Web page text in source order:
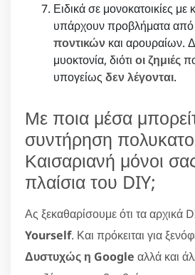
Ειδικά σε μονοκατοικίες
υπάρχουν προβλήματα από
ποντικών και αρουραίων.
μυοκτονία, διότι οι ζημιές
υπογείως δεν λέγονται.
Με ποια μέσα
συντήρηση
Καισαριανή μόνοι
πλαίσια του DIY;
Ας ξεκαθαρίσουμε ότι τα αρχικά
Yourself. Και πρόκειται για
Δυστυχώς η Google αλλά και